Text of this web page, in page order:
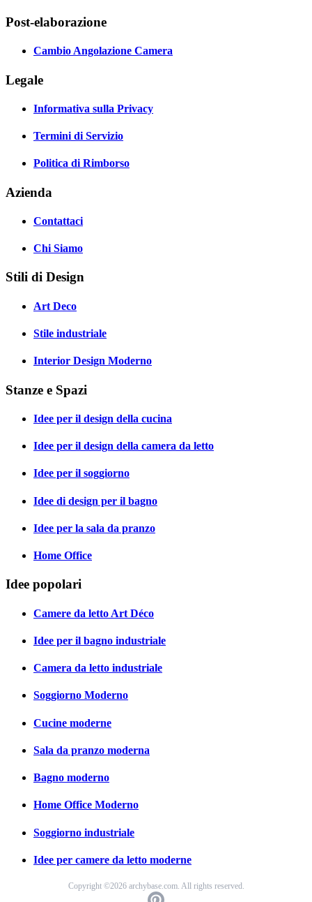
Post-elaborazione
Cambio Angolazione Camera
Legale
Informativa sulla Privacy
Termini di Servizio
Politica di Rimborso
Azienda
Contattaci
Chi Siamo
Stili di Design
Art Deco
Stile industriale
Interior Design Moderno
Stanze e Spazi
Idee per il design della cucina
Idee per il design della camera da letto
Idee per il soggiorno
Idee di design per il bagno
Idee per la sala da pranzo
Home Office
Idee popolari
Camere da letto Art Déco
Idee per il bagno industriale
Camera da letto industriale
Soggiorno Moderno
Cucine moderne
Sala da pranzo moderna
Bagno moderno
Home Office Moderno
Soggiorno industriale
Idee per camere da letto moderne
Copyright ©2026 archybase.com. All rights reserved.